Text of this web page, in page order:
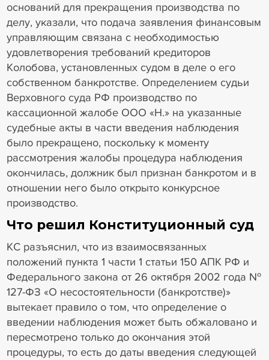
оснований для прекращения производства по
делу, указали, что подача заявления финансовым
управляющим связана с необходимостью
удовлетворения требований кредиторов
Колобова, установленных судом в деле о его
собственном банкротстве. Определением судьи
Верховного суда РФ производство по
кассационной жалобе ООО «Н.» на указанные
судебные акты в части введения наблюдения
было прекращено, поскольку к моменту
рассмотрения жалобы процедура наблюдения
окончилась, должник был признан банкротом и в
отношении него было открыто конкурсное
производство.
Что решил Конституционный суд
КС разъяснил, что из взаимосвязанных
положений пункта 1 части 1 статьи 150 АПК РФ и
Федерального закона от 26 октября 2002 года №
127-ФЗ «О несостоятельности (банкротстве)»
вытекает правило о том, что определение о
введении наблюдения может быть обжаловано и
пересмотрено только до окончания этой
процедуры, то есть до даты введения следующей